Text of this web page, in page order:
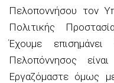
Πελοποννήσου τον
Πολιτικής
Έχουμε
Πελοπόννησος
Εργαζόμαστε όμως